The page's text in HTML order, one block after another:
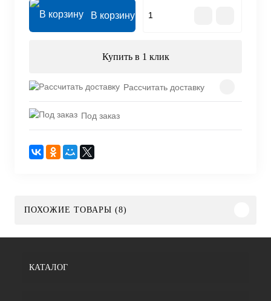
В корзину
Купить в 1 клик
Рассчитать доставку
Под заказ
ПОХОЖИЕ ТОВАРЫ (8)
КАТАЛОГ